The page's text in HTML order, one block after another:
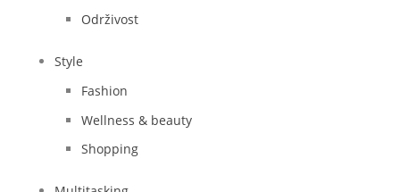
Održivost
Style
Fashion
Wellness & beauty
Shopping